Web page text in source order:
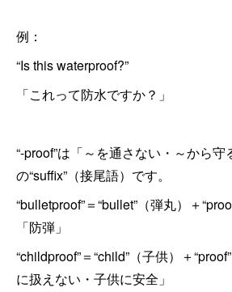
例：
“Is this waterproof?”
「これって防水ですか？」
“-proof”は「～を通さない・～から
の“suffix”（接尾語）です。
“bulletproof”＝“bullet”（弾丸）＋
「防弾」
“childproof”＝“child”（子供）＋
に扱えない・子供に安全」